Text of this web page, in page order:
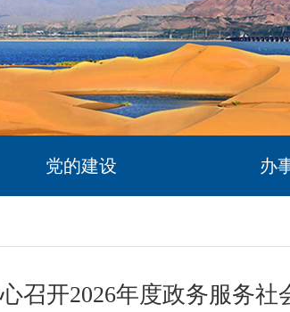
党的建设 办
召开2026年度政务服务